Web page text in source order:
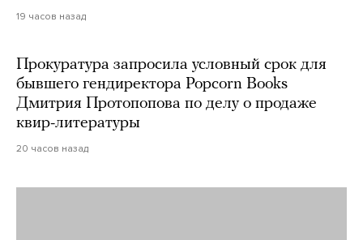
19 часов назад
Прокуратура запросила условный срок для
бывшего гендиректора Popcorn Books
Дмитрия Протопопова по делу о продаже
квир-литературы
20 часов назад